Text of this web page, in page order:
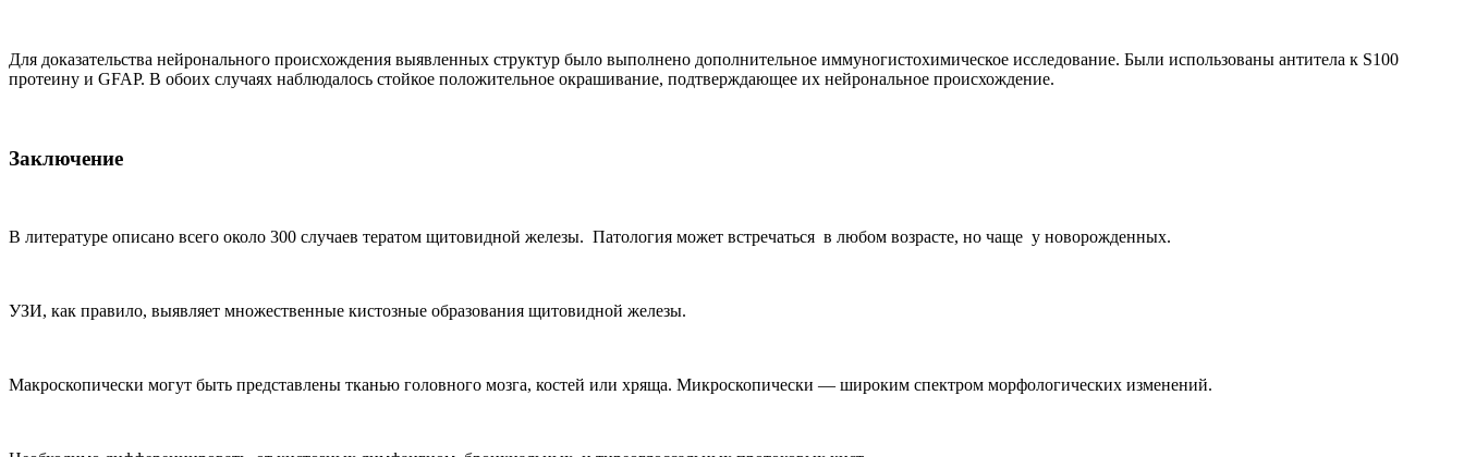
Для доказательства нейронального происхождения выявленных структур было выполнено дополнительное иммуногистохимическое исследование. Были использованы антитела к S100
протеину и GFAP. В обоих случаях наблюдалось стойкое положительное окрашивание, подтверждающее их нейрональное происхождение.
Заключение
В литературе описано всего около 300 случаев тератом щитовидной железы. Патология может встречаться в любом возрасте, но чаще у новорожденных.
УЗИ, как правило, выявляет множественные кистозные образования щитовидной железы.
Макроскопически могут быть представлены тканью головного мозга, костей или хряща. Микроскопически — широким спектром морфологических изменений.